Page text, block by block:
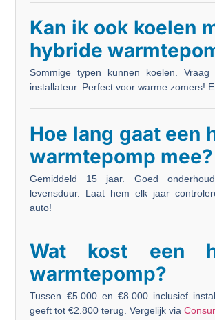
Kan ik ook koelen
hybride
Sommige typen kunnen koelen.
installateur. Perfect voor warme zomers!
Hoe lang gaat een
warmtepomp mee?
Gemiddeld 15 jaar. Goed
levensduur. Laat hem elk jaar
auto!
Wat kost een
warmtepomp?
Tussen €5.000 en €8.000 inclusief
geeft tot €2.800 terug. Vergelijk via